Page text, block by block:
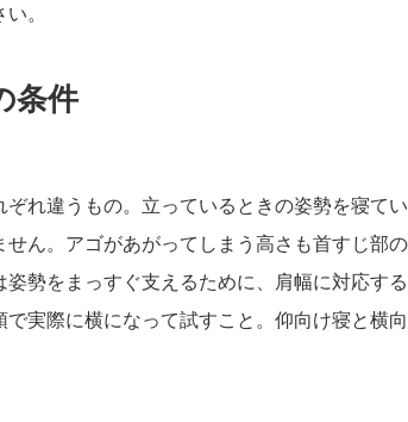
。
条件
ぞれ違うもの。立っているときの姿勢を寝て
ん。アゴがあがってしまう高さも首すじ部
勢をまっすぐ支えるために、肩幅に対応する
で実際に横になって試すこと。仰向け寝と横